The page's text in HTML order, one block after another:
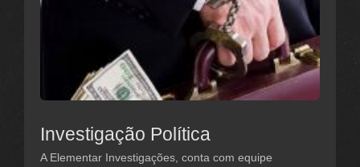
Investigação Política
A Elementar Investigações, conta com equipe